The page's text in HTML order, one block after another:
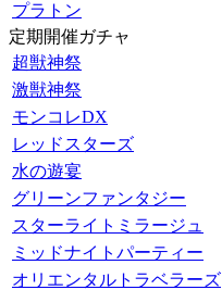
プラトン
定期開催ガチャ
超獣神祭
激獣神祭
モンコレDX
レッドスターズ
水の遊宴
グリーンファンタジー
スターライトミラージュ
ミッドナイトパーティー
オリエンタルトラベラーズ